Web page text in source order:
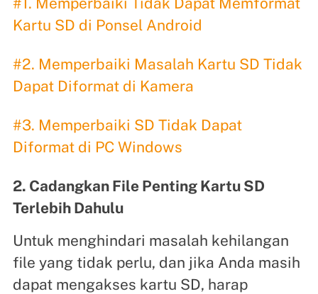
Kartu SD di Ponsel Android
#2. Memperbaiki Masalah Kartu SD Tidak
Dapat Diformat di Kamera
#3. Memperbaiki SD Tidak Dapat
Diformat di PC Windows
2. Cadangkan File Penting Kartu SD
Terlebih Dahulu
Untuk menghindari masalah kehilangan
file yang tidak perlu, dan jika Anda masih
dapat mengakses kartu SD, harap